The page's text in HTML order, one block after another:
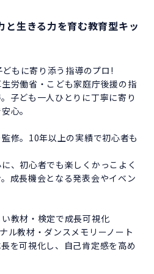
と生きる力を育む教育型キッ
もに寄り添う指導のプロ!
労働省・こども家庭庁後援の指
子ども一人ひとりに丁寧に寄り
心。
修。10年以上の実績で初心者も
、初心者でも楽しくかっこよく
成長機会となる発表会やイベン
教材・検定で成長可視化
ル教材・ダンスメモリーノート
を可視化し、自己肯定感を高め